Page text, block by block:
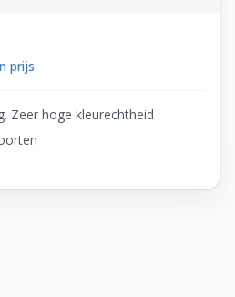
prijs
Zeer hoge kleurechtheid